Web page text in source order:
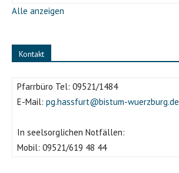
Alle anzeigen
Kontakt
Pfarrbüro Tel: 09521/1484
E-Mail: pg.hassfurt@bistum-wuerzburg.de
In seelsorglichen Notfällen:
Mobil: 09521/619 48 44